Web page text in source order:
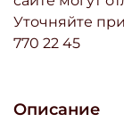
Описание
Уточняйте
770 22 45